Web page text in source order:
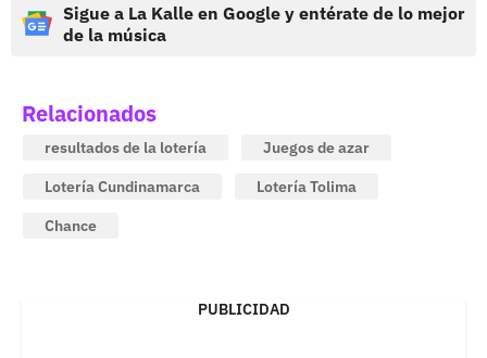
Sigue a La Kalle en Google y entérate de lo mejor
de la música
Relacionados
resultados de la lotería
Juegos de azar
Lotería Cundinamarca
Lotería Tolima
Chance
PUBLICIDAD